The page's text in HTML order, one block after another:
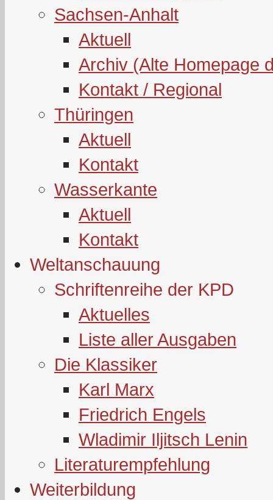
Sachsen-Anhalt
Aktuell
Archiv (Alte Homepage
Kontakt / Regional
Thüringen
Aktuell
Kontakt
Wasserkante
Aktuell
Kontakt
Weltanschauung
Schriftenreihe der KPD
Aktuelles
Liste aller Ausgaben
Die Klassiker
Karl Marx
Friedrich Engels
Wladimir Iljitsch Lenin
Literaturempfehlung
Weiterbildung